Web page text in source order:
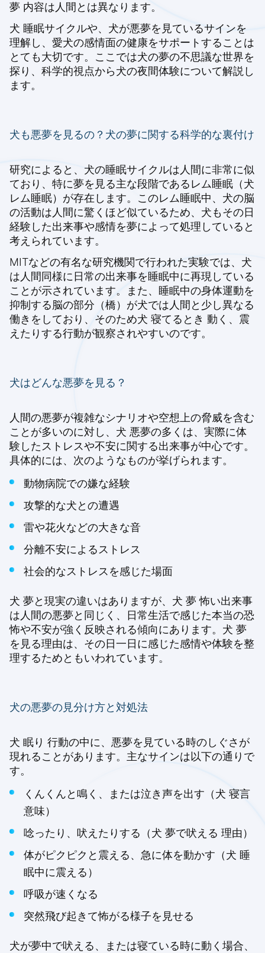
夢 内容は人間とは異なります。
犬 睡眠サイクルや、犬が悪夢を見ているサインを
理解し、愛犬の感情面の健康をサポートすることは
とても大切です。ここでは犬の夢の不思議な世界を
探り、科学的視点から犬の夜間体験について解説し
ます。
犬も悪夢を見るの？犬の夢に関する科学的な裏付け
研究によると、犬の睡眠サイクルは人間に非常に似
ており、特に夢を見る主な段階であるレム睡眠（犬
レム睡眠）が存在します。このレム睡眠中、犬の脳
の活動は人間に驚くほど似ているため、犬もその日
経験した出来事や感情を夢によって処理していると
考えられています。
MITなどの有名な研究機関で行われた実験では、犬
は人間同様に日常の出来事を睡眠中に再現している
ことが示されています。また、睡眠中の身体運動を
抑制する脳の部分（橋）が犬では人間と少し異なる
働きをしており、そのため犬 寝てるとき 動く、震
えたりする行動が観察されやすいのです。
犬はどんな悪夢を見る？
人間の悪夢が複雑なシナリオや空想上の脅威を含む
ことが多いのに対し、犬 悪夢の多くは、実際に体
験したストレスや不安に関する出来事が中心です。
具体的には、次のようなものが挙げられます。
動物病院での嫌な経験
攻撃的な犬との遭遇
雷や花火などの大きな音
分離不安によるストレス
社会的なストレスを感じた場面
犬 夢と現実の違いはありますが、犬 夢 怖い出来事
は人間の悪夢と同じく、日常生活で感じた本当の恐
怖や不安が強く反映される傾向にあります。犬 夢
を見る理由は、その日一日に感じた感情や体験を整
理するためともいわれています。
犬の悪夢の見分け方と対処法
犬 眠り 行動の中に、悪夢を見ている時のしぐさが
現れることがあります。主なサインは以下の通りで
す。
くんくんと鳴く、または泣き声を出す（犬 寝言
意味）
唸ったり、吠えたりする（犬 夢で吠える 理由）
体がピクピクと震える、急に体を動かす（犬 睡
眠中に震える）
呼吸が速くなる
突然飛び起きて怖がる様子を見せる
犬が夢中で吠える、または寝ている時に動く場合、